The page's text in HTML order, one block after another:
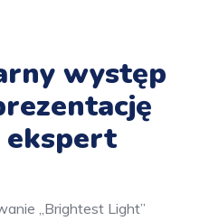
występ
„Brightest Light”